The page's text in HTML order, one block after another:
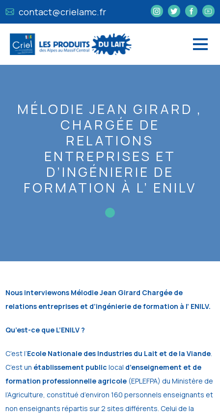
contact@crielamc.fr
MÉLODIE JEAN GIRARD ,
CHARGÉE DE
RELATIONS
ENTREPRISES ET
D’INGÉNIERIE DE
FORMATION À L’ ENILV
Nous interviewons Mélodie Jean Girard Chargée de
relations entreprises et d’ingénierie de formation à l’ ENILV.
Qu’est-ce que L’ENILV ?
C’est l’Ecole Nationale des Industries du Lait et de la Viande.
C’est un établissement public local d’enseignement et de
formation professionnelle agricole (EPLEFPA) du Ministère de
l’Agriculture, constitué d’environ 160 personnels enseignants et
non enseignants répartis sur 2 sites différents. Celui de la